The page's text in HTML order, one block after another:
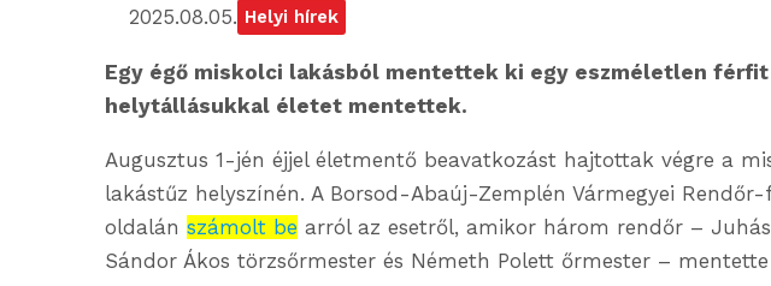
2025.08.05. Helyi hírek
Egy égő miskolci lakásból mentettek ki egy eszméletlen
helytállásukkal életet mentettek.
Augusztus 1-jén éjjel életmentő beavatkozást hajtottak végre a
lakástűz helyszínén. A Borsod-Abaúj-Zemplén Vármegyei
oldalán számolt be arról az esetről, amikor három rendőr –
Sándor Ákos törzsőrmester és Németh Polett őrmester –